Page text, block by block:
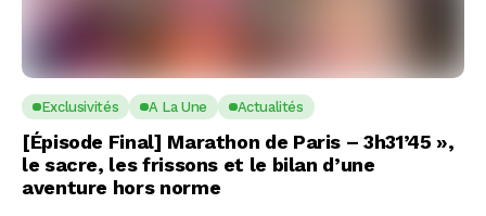
Exclusivités A La Une Actualités
[Épisode Final] Marathon de Paris – 3h31’45 »,
le sacre, les frissons et le bilan d’une
aventure hors norme